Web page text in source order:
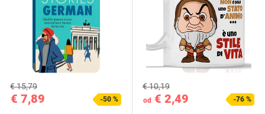
€ 7,89
€ 15,79
-50 % od € 2,49
€ 10,19
-76 %